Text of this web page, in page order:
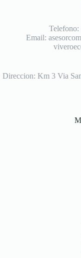
Email:
Direccion: Km 3 Via